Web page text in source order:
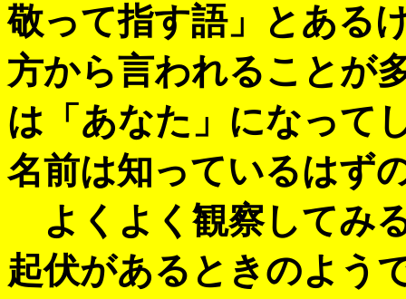
敬って指す語」とある
方から言われることが
は「あなた」になって
名前は知っているはず
よくよく観察してみ
起伏があるときのよう